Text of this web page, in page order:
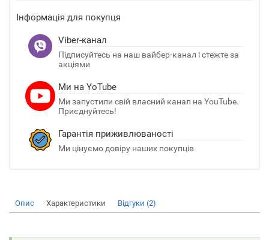
Інформація для покупця
Viber-канал
Підписуйтесь на наш вайбер-канал і стежте за
акціями
Ми на YoTube
Ми запустили свій власний канал на YouTube.
Приєднуйтесь!
Гарантія приживлюваності
Ми цінуємо довіру наших покупців
Опис Характеристики Відгуки (2)